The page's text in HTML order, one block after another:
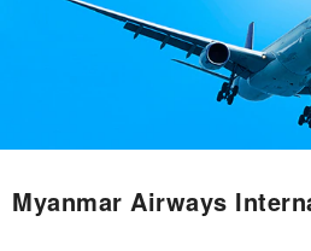
Myanmar Airways